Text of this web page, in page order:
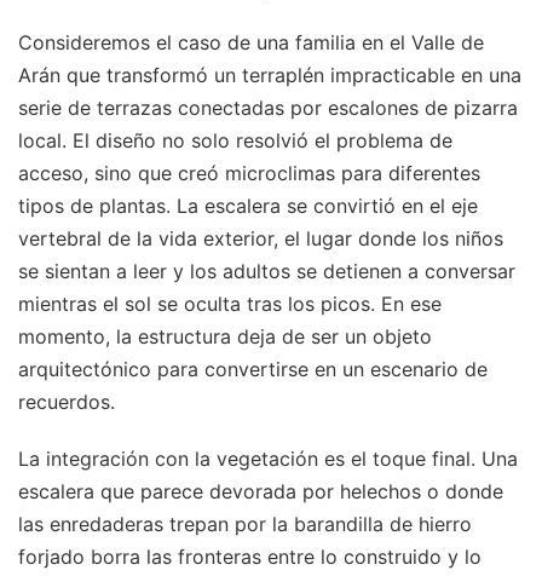
Consideremos el caso de una familia en el Valle de
Arán que transformó un terraplén impracticable en una
serie de terrazas conectadas por escalones de pizarra
local. El diseño no solo resolvió el problema de
acceso, sino que creó microclimas para diferentes
tipos de plantas. La escalera se convirtió en el eje
vertebral de la vida exterior, el lugar donde los niños
se sientan a leer y los adultos se detienen a conversar
mientras el sol se oculta tras los picos. En ese
momento, la estructura deja de ser un objeto
arquitectónico para convertirse en un escenario de
recuerdos.
La integración con la vegetación es el toque final. Una
escalera que parece devorada por helechos o donde
las enredaderas trepan por la barandilla de hierro
forjado borra las fronteras entre lo construido y lo